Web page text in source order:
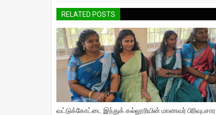
RELATED POSTS
வட்டுக்கோட்டை இந்துக் கல்லூரியின் மாணவர் பிரிவுபசார